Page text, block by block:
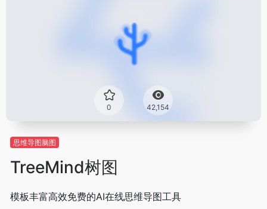
0 42,154
思维导图脑图
TreeMind树图
模板丰富高效免费的AI在线思维导图工具